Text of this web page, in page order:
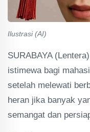
Ilustrasi (AI)
SURABAYA
istimewa bagi
setelah melewati
heran jika banyak
semangat dan